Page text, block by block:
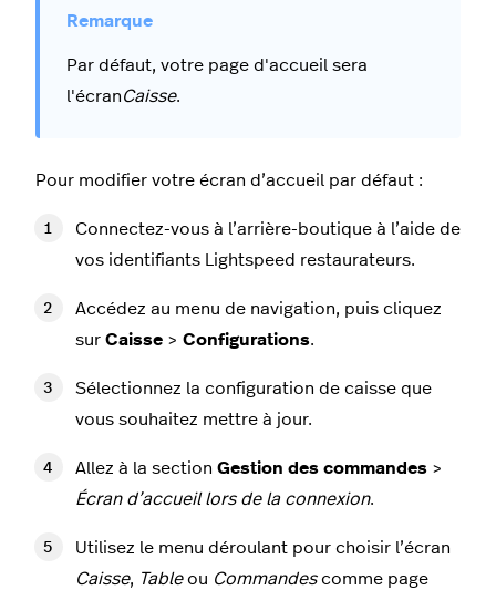
Par défaut, votre page d'accueil sera
l'écranCaisse.
Pour modifier votre écran d’accueil par défaut :
Connectez-vous à l’arrière-boutique à l’aide de
vos identifiants Lightspeed restaurateurs.
Accédez au menu de navigation, puis cliquez
sur Caisse > Configurations.
Sélectionnez la configuration de caisse que
vous souhaitez mettre à jour.
Allez à la section Gestion des commandes >
Écran d’accueil lors de la connexion.
Utilisez le menu déroulant pour choisir l’écran
Caisse, Tableou Commandescomme page